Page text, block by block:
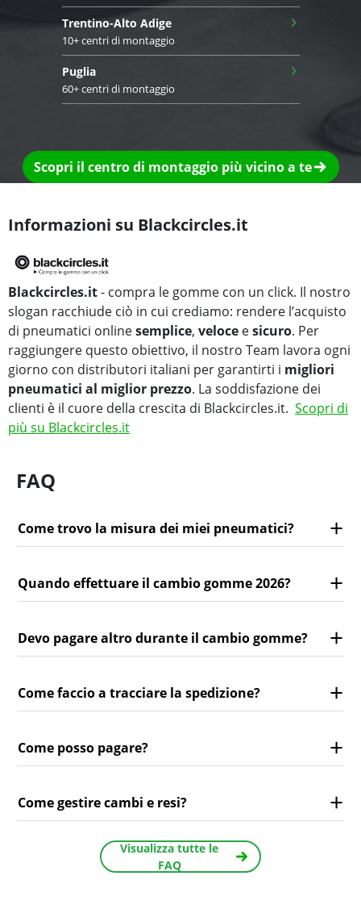
Trentino-Alto Adige
10+ centri di montaggio
›
Puglia
60+ centri di montaggio
›
Scopri il centro di montaggio più vicino a te
Informazioni su Blackcircles.it
Blackcircles.it- compra le gomme con un click. Il nostro
slogan racchiude ciò in cui crediamo: rendere l’acquisto
di pneumatici onlinesemplice, veloce esicuro. Per
raggiungere questo obiettivo, il nostro Team lavora ogni
giorno con distributori italiani per garantirti i migliori
pneumatici al miglior prezzo. La soddisfazione dei
clienti è il cuore della crescita di Blackcircles.it. Scopri di
più su Blackcircles.it
FAQ
Come trovo la misura dei miei pneumatici?
Quando effettuare il cambio gomme 2026?
Devo pagare altro durante il cambio gomme?
Come faccio a tracciare la spedizione?
Come posso pagare?
Come gestire cambi e resi?
Visualizza tutte le
FAQ